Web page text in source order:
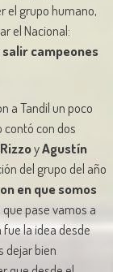
el grupo humano,
el Nacional:
salir campeones
a Tandil un poco
contó con dos
yAgustín
del grupo del año
en que somos
que pase vamos a
fue la idea desde
dejar bien